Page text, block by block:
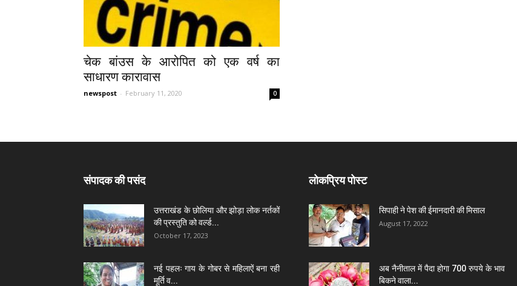
चेक बांउस के आरोपित को एक वर्ष का
साधारण कारावास
newspost - February 11, 2020 0
संपादक की पसंद
उत्तराखंड के छोलिया और झोड़ा लोक नर्तकों
की प्रस्तुति को वर्ल्ड...
October 17, 2023
नई पहलः गाय के गोबर से महिलाऐं बना रही
मूर्ति व...
लोकप्रिय पोस्ट
सिपाही ने पेश की ईमानदारी की मिसाल
August 17, 2022
अब नैनीताल में पैदा होगा 700 रुपये के भाव
बिकने वाला...